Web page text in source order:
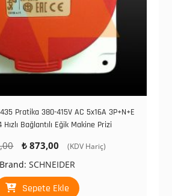
Pratika 380-415V AC 5x16A 3P+N+E
Bağlantılı Eğik Makine Prizi
Orijinal
fiyat:
₺ 1.746,00.
₺ 873,00
Şu
fiyat:
₺ 873,00.
(KDV Hariç)
Brand: SCHNEIDER
Sepete Ekle